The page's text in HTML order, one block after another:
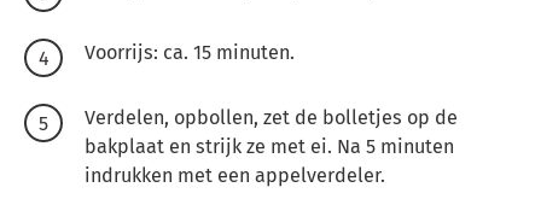
Voorrijs: ca. 15 minuten.
Verdelen, opbollen, zet de bolletjes op de
bakplaat en strijk ze met ei. Na 5 minuten
indrukken met een appelverdeler.